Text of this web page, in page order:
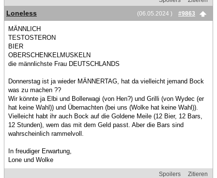
(06.05.2024 )
#9863
Loneless
MÄNNLICH
TESTOSTERON
BIER
OBERSCHENKELMUSKELN
die männlichste Frau DEUTSCHLANDS
Donnerstag ist ja wieder MÄNNERTAG, hat da vielleicht jemand Bock
was zu machen ??
Wir könnte ja Elbi und Bollerwagi (von Hen?) und Grilli (von Wydec (er
hat keine Wahl)) und Übernachten (bei uns (Wolke hat keine Wahl)).
Vielleicht habt ihr auch Bock auf die Goldene Meile (12 Bier, 12 Bars,
12 Stunden), wem das mit dem Geld passt. Aber die Bars sind
wahrscheinlich rammelvoll.
In freudiger Erwartung,
Lone und Wolke
Spoilers
Zitieren